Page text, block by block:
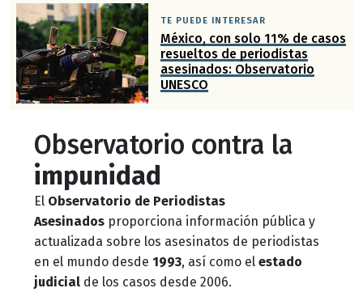
TE PUEDE INTERESAR
México, con solo 11% de casos
resueltos de periodistas
asesinados: Observatorio
UNESCO
Observatorio contra la
impunidad
El Observatorio de Periodistas
Asesinados proporciona información pública y
actualizada sobre los asesinatos de periodistas
en el mundo desde 1993, así como el estado
judicial de los casos desde 2006.